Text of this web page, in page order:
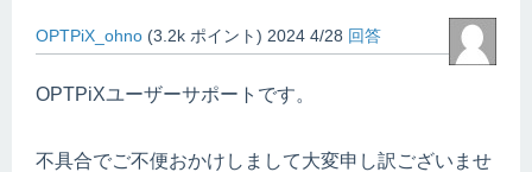
OPTPiX_ohno (3.2k ポイント) 2024 4/28 回答
OPTPiXユーザーサポートです。
不具合でご不便おかけしまして大変申し訳ございませ